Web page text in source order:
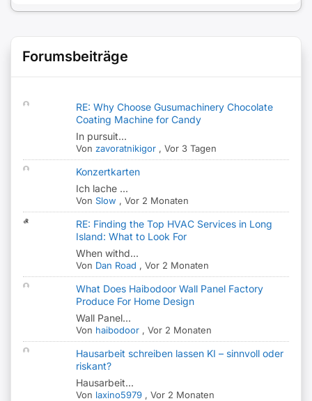
Forumsbeiträge
RE: Why Choose Gusumachinery Chocolate
Coating Machine for Candy
In pursuit...
Von zavoratnikigor ,Vor 3 Tagen
Konzertkarten
Ich lache ...
Von Slow ,Vor 2 Monaten
RE: Finding the Top HVAC Services in Long
Island: What to Look For
When withd...
Von Dan Road ,Vor 2 Monaten
What Does Haibodoor Wall Panel Factory
Produce For Home Design
Wall Panel...
Von haibodoor ,Vor 2 Monaten
Hausarbeit schreiben lassen KI – sinnvoll oder
riskant?
Hausarbeit...
Von laxino5979 ,Vor 2 Monaten